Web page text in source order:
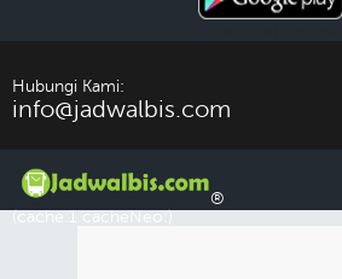
Hubungi Kami:
info@jadwalbis.com
®
(cache:1 cacheNeo:)